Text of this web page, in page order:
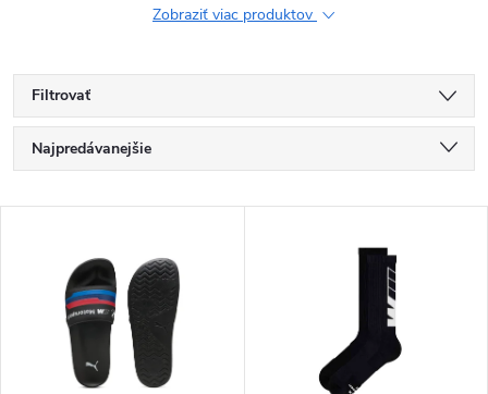
Zobraziť viac produktov
Filtrovať
R
a
Najpredávanejšie
Abecedne